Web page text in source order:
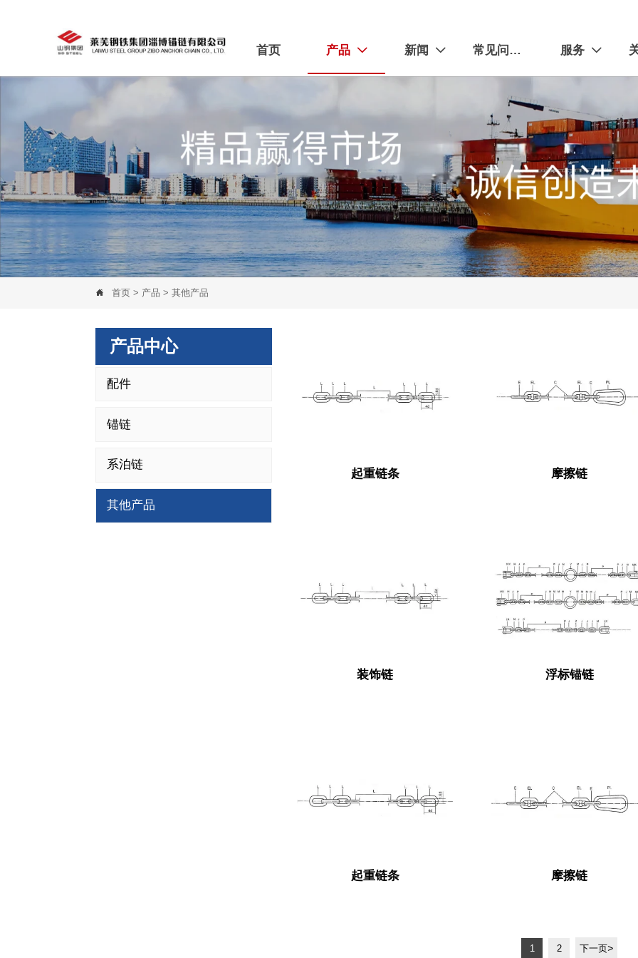
首页 产品  新闻  常见问题解答 服务 
 首页 > 产品 >其他产品
产品中心
配件
锚链
系泊链
其他产品
起重链条 摩擦链
装饰链 浮标锚链
起重链条 摩擦链
1 2 下一页>